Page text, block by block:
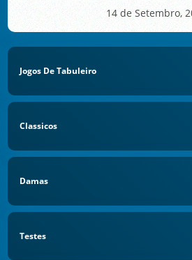
14 de Setembro,
Jogos De Tabuleiro
Classicos
Damas
Testes